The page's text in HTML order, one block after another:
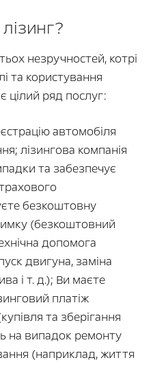
незручностей, котрі
та користування
цілий ряд послуг:
автомобіля
лізингова компанія
та забезпечує
безкоштовну
(безкоштовний
допомога
двигуна, заміна
і т. д.); Ви маєте
платіж
та зберігання
на випадок ремонту
(наприклад, життя